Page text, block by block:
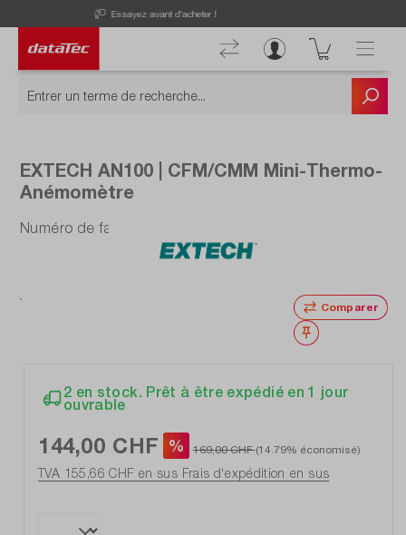
Découvrez nos offres actuelles !
EXTECH AN100 | CFM/CMM Mini-Thermo-
Anémomètre
Numéro de fabrication : AN100
Comparer
Noter
2 en stock. Prêt à être expédié en 1 jour
ouvrable
144,00 CHF % 169,00 CHF(14.79% économisé)
TVA 155,66 CHF en sus Frais d'expédition en sus
Now viewing Points forts section